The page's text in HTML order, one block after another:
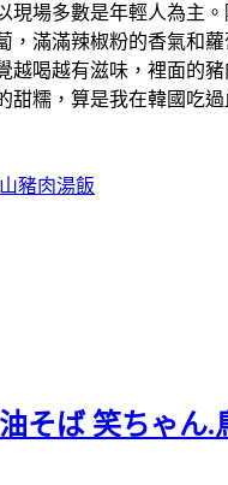
場多數是年輕人為主
滿滿辣椒粉的香氣和
喝越有滋味，裡面的
糯，算是我在韓國吃
豬肉湯飯
そば 笑ちゃ